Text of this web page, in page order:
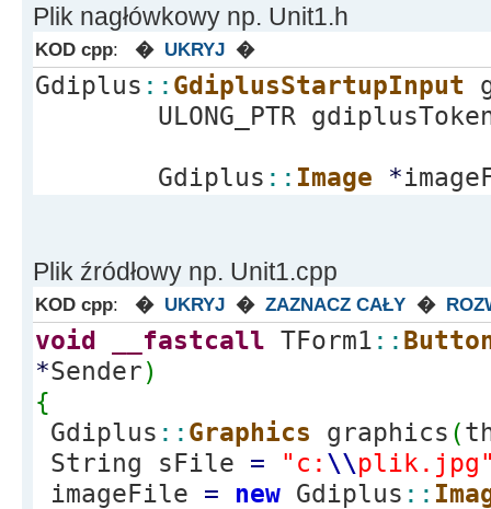
Gdiplus::ImageCodecInfo
Gdiplus::GetImageEncoders(
imageCodecInfo);
{
*pClsid=imageCodecInfo[i
delete[]imageCodecInfo;
return
}
delete
]imageCodecInfo ;
return
- 1
Plik nagłówkowy np. Unit1.h
KOD cpp: � UKRYJ �
Gdiplus :: GdiplusStartupInput
ULONG_PTR
Gdiplus :: Image *
Plik źródłowy np. Unit1.cpp
KOD cpp: � UKRYJ � ZAZNACZ CAŁY �
void __fastcall TForm1 ::
*Sender)
{
Gdiplus :: Graphics graphics (
String sFile = "c: \\
imageFile = new Gdiplus ::